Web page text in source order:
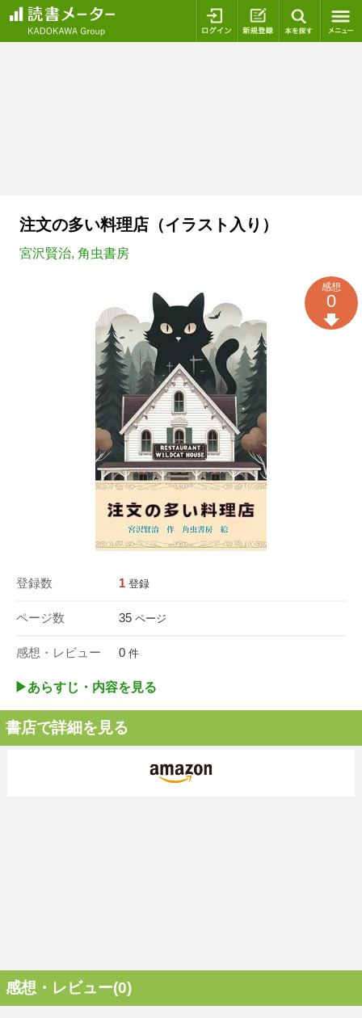
ログイン 新規登録
注文の多い料理店（イラスト入り）
宮沢賢治, 角虫書房
登録数 1 登録
ページ数 35 ページ
感想・レビュー 0 件
感想
0
▶︎あらすじ・内容を見る
書店で詳細を見る
感想・レビュー(0)